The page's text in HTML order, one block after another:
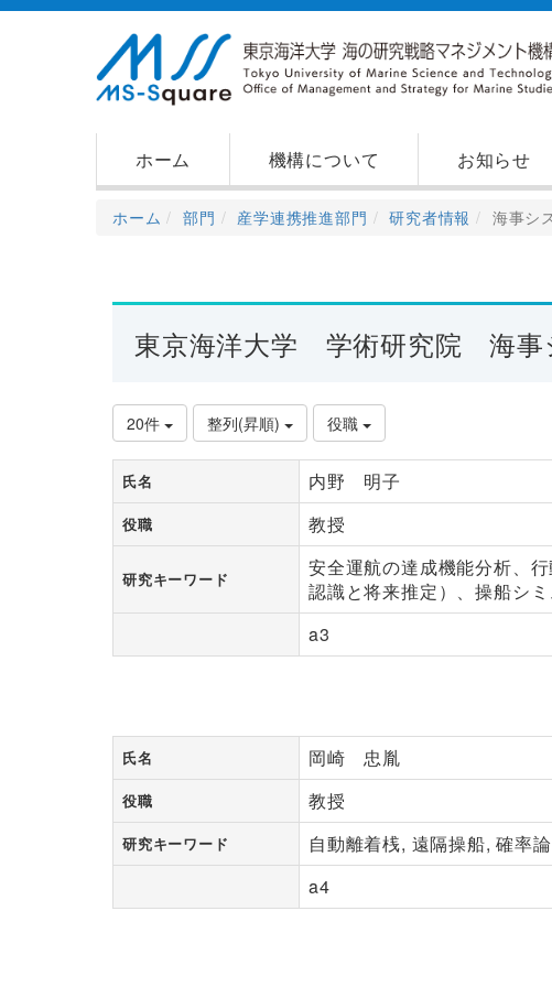
ホーム 機構について お知らせ
ホーム 部門 産学連携推進部門 研究者情報 海事シ
東京海洋大学 学術研究院 海事
20件 整列(昇順) 役職
氏名 内野 明子
役職 教授
研究キーワード
安全運航の達成機能分析、
認識と将来推定）、操船シ
a3
氏名 岡崎 忠胤
役職 教授
研究キーワード
自動離着桟, 遠隔操船, 確率
a4